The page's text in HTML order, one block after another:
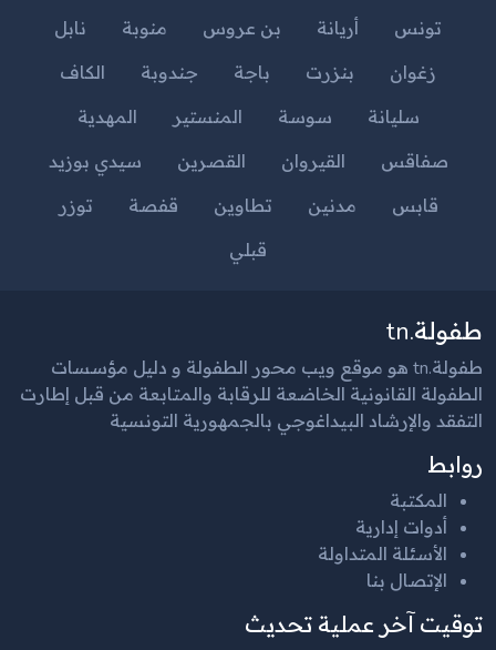
تونس أريانة بن عروس منوبة
نابل
زغوان
بنزرت باجة جندوبة
الكاف
سليانة
سوسة المنستير
المهدية
صفاقس
القيروان القصرين
سيدي بوزيد
قابس
مدنين تطاوين قفصة
توزر
قبلي
طفولة.tn
طفولة.tn هو موقع ويب محور الطفولة و دليل مؤسسات
الطفولة القانونية الخاضعة للرقابة والمتابعة من قبل إطارت
التفقد والإرشاد البيداغوجي بالجمهورية التونسية
روابط
المكتبة
أدوات إدارية
الأسئلة المتداولة
الإتصال بنا
توقيت آخر عملية تحديث